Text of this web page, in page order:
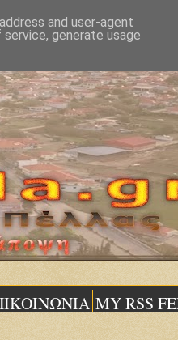
MY RSS
and user-agent
generate usage